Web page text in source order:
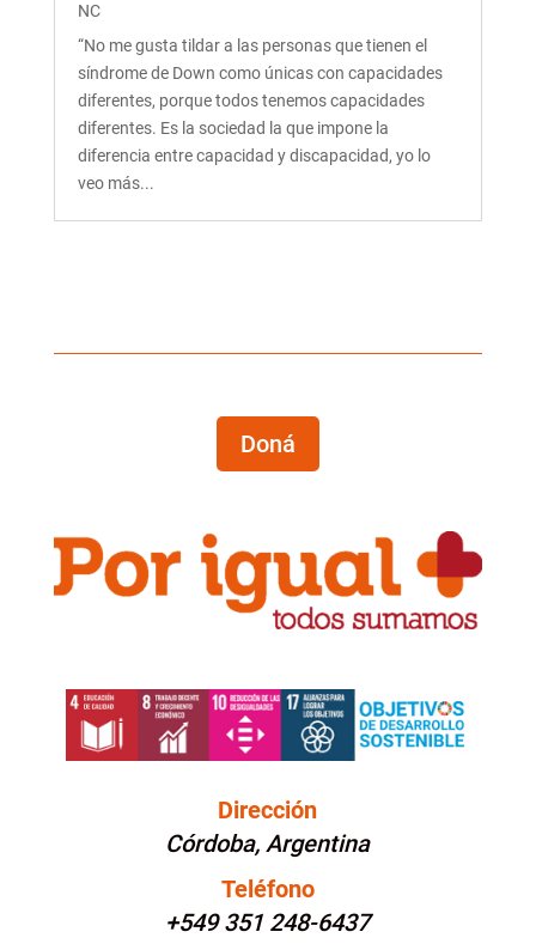
NC
“No me gusta tildar a las personas que tienen el
síndrome de Down como únicas con capacidades
diferentes, porque todos tenemos capacidades
diferentes. Es la sociedad la que impone la
diferencia entre capacidad y discapacidad, yo lo
veo más...
Doná
Dirección
Córdoba, Argentina
Teléfono
+549 351 248-6437